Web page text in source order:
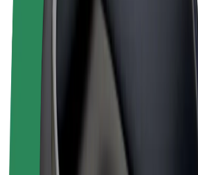
Skrejriteņi
Bolt Market
Bolt for Business
Gūsti ieņēmumus ar Bolt